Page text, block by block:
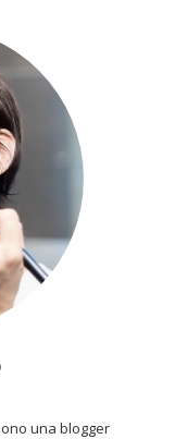
una blogger